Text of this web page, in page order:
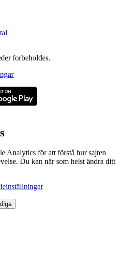
forbeholdes.
Analytics för att förstå hur sajten
Du kan när som helst ändra ditt